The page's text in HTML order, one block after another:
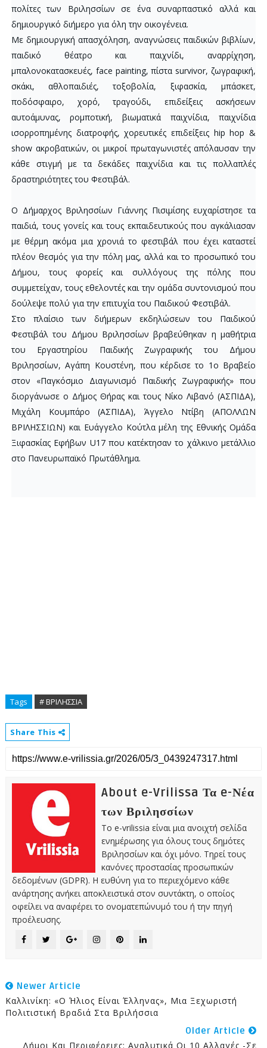
πολίτες των Βριλησσίων σε ένα συναρπαστικό αλλά και
δημιουργικό διήμερο για όλη την οικογένεια.
Με δημιουργική απασχόληση, αναγνώσεις παιδικών βιβλίων,
παιδικό θέατρο και παιχνίδι, αναρρίχηση,
μπαλονοκατασκευές, face painting, πίστα survivor, ζωγραφική,
σκάκι, αθλοπαιδιές, τοξοβολία, ξιφασκία, μπάσκετ,
ποδόσφαιρο, χορό, τραγούδι, επιδείξεις ασκήσεων
αυτοάμυνας, ρομποτική, βιωματικά παιχνίδια, παιχνίδια
ισορροπημένης διατροφής, χορευτικές επιδείξεις hip hop &
show ακροβατικών, οι μικροί πρωταγωνιστές απόλαυσαν την
κάθε στιγμή με τα δεκάδες παιχνίδια και τις πολλαπλές
δραστηριότητες του Φεστιβάλ.
Ο Δήμαρχος Βριλησσίων Γιάννης Πισιμίσης ευχαρίστησε τα
παιδιά, τους γονείς και τους εκπαιδευτικούς που αγκάλιασαν
με θέρμη ακόμα μια χρονιά το φεστιβάλ που έχει καταστεί
πλέον θεσμός για την πόλη μας, αλλά και το προσωπικό του
Δήμου, τους φορείς και συλλόγους της πόλης που
συμμετείχαν, τους εθελοντές και την ομάδα συντονισμού που
δούλεψε πολύ για την επιτυχία του Παιδικού Φεστιβάλ.
Στο πλαίσιο των διήμερων εκδηλώσεων του Παιδικού
Φεστιβάλ του Δήμου Βριλησσίων βραβεύθηκαν η μαθήτρια
του Εργαστηρίου Παιδικής Ζωγραφικής του Δήμου
Βριλησσίων, Αγάπη Κουστένη, που κέρδισε το 1ο Βραβείο
στον «Παγκόσμιο Διαγωνισμό Παιδικής Ζωγραφικής» που
διοργάνωσε ο Δήμος Θήρας και τους Νίκο Λιβανό (ΑΣΠΙΔΑ),
Μιχάλη Κουμπάρο (ΑΣΠΙΔΑ), Άγγελο Ντίβη (ΑΠΟΛΛΩΝ
ΒΡΙΛΗΣΣΙΩΝ) και Ευάγγελο Κούτλα μέλη της Εθνικής Ομάδα
Ξιφασκίας Εφήβων U17 που κατέκτησαν το χάλκινο μετάλλιο
στο Πανευρωπαϊκό Πρωτάθλημα.
Tags # ΒΡΙΛΗΣΣΙΑ
Share This
About e-Vrilissa Τα e-Νέα
των Βριλησσίων
Το e-vrilissia είναι μια ανοιχτή σελίδα
ενημέρωσης για όλους τους δημότες
Βριλησσίων και όχι μόνο. Τηρεί τους
κανόνες προστασίας προσωπικών
δεδομένων (GDPR). Η ευθύνη για το περιεχόμενο κάθε
ανάρτησης ανήκει αποκλειστικά στον συντάκτη, ο οποίος
οφείλει να αναφέρει το ονοματεπώνυμό του ή την πηγή
προέλευσης.
Newer Article
Καλλινίκη: «Ο Ήλιος Είναι Έλληνας», Μια Ξεχωριστή
Πολιτιστική Βραδιά Στα Βριλήσσια
Older Article
Δήμοι Και Περιφέρειες: Αναλυτικά Οι 10 Αλλαγές -Σε